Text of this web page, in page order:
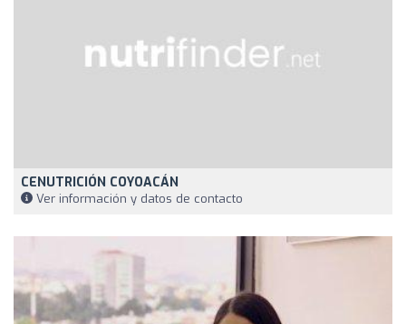
CENUTRICIÓN COYOACÁN
Ver información y datos de contacto